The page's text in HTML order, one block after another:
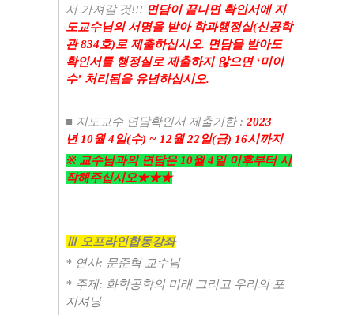
서 가져갈 것!!! 면담이 끝나면 확인서에 지
도교수님의 서명을 받아 학과행정실(신공학
관834 호) 로 제출하십시오. 면담을 받아도
확인서를 행정실로 제출하지 않으면‘미이
수’ 처리됨을 유념하십시오.
■ 지도교수 면담확인서 제출기한: 2023
년10월4 일(수) ~ 12월22일(금) 16시까지
※ 교수님과의 면담은 10월4 일 이후부터 시
작해주십시오★★★
Ⅲ 오프라인합동강좌
* 연사: 문준혁 교수님
* 주제: 화학공학의 미래 그리고 우리의 포
지셔닝